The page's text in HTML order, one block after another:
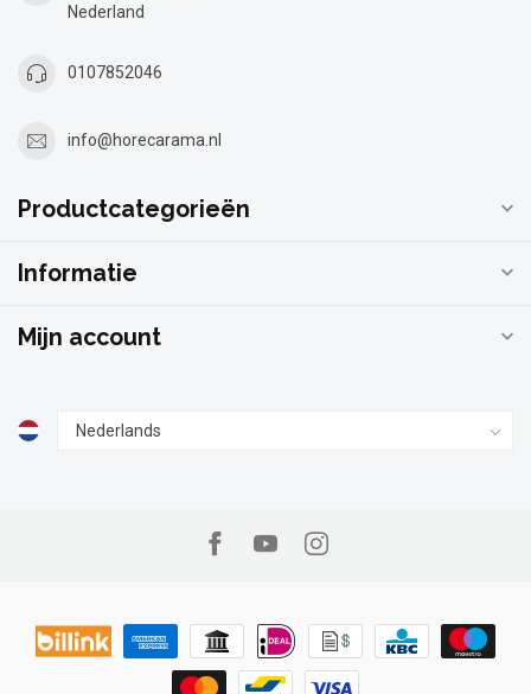
Nederland
0107852046
info@horecarama.nl
Productcategorieën
Informatie
Mijn account